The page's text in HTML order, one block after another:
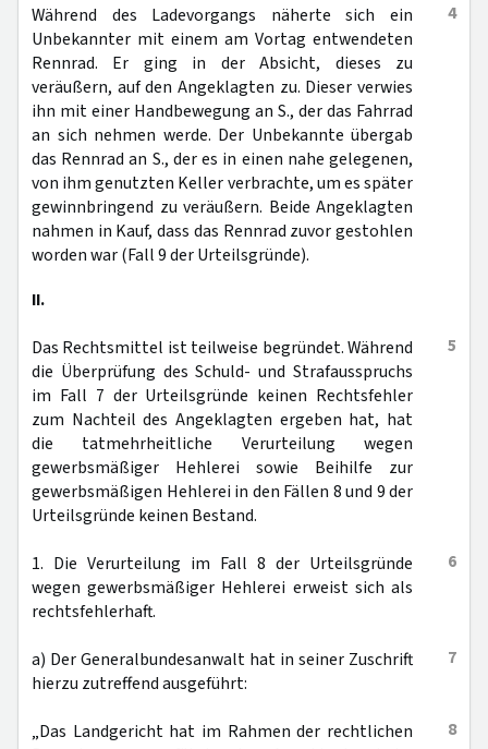
4
Während des Ladevorgangs näherte sich ein
Unbekannter mit einem am Vortag entwendeten
Rennrad. Er ging in der Absicht, dieses zu
veräußern, auf den Angeklagten zu. Dieser verwies
ihn mit einer Handbewegung an S., der das Fahrrad
an sich nehmen werde. Der Unbekannte übergab
das Rennrad an S., der es in einen nahe gelegenen,
von ihm genutzten Keller verbrachte, um es später
gewinnbringend zu veräußern. Beide Angeklagten
nahmen in Kauf, dass das Rennrad zuvor gestohlen
worden war (Fall 9 der Urteilsgründe).
II.
5
Das Rechtsmittel ist teilweise begründet. Während
die Überprüfung des Schuld- und Strafausspruchs
im Fall 7 der Urteilsgründe keinen Rechtsfehler
zum Nachteil des Angeklagten ergeben hat, hat
die tatmehrheitliche Verurteilung wegen
gewerbsmäßiger Hehlerei sowie Beihilfe zur
gewerbsmäßigen Hehlerei in den Fällen 8 und 9 der
Urteilsgründe keinen Bestand.
6
1. Die Verurteilung im Fall 8 der Urteilsgründe
wegen gewerbsmäßiger Hehlerei erweist sich als
rechtsfehlerhaft.
7
a) Der Generalbundesanwalt hat in seiner Zuschrift
hierzu zutreffend ausgeführt:
8
„Das Landgericht hat im Rahmen der rechtlichen